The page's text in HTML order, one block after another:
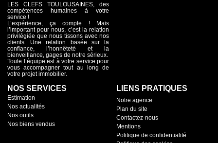
LES CLEFS TOULOUSAINES, des
compétences humaines à votre
service !
L’expérience, ça compte ! Mais
l’important pour nous, c’est la relation
privilégiée que nous tissons avec nos
clients. Une relation basée sur la
confiance, l’honnêteté et la
bienveillance, gages de notre sérieux.
Toute l’équipe est à votre service pour
vous accompagner tout au long de
votre projet immobilier.
NOS SERVICES
Estimation
Nos actualités
Nos outils
Nos biens vendus
LIENS PRATIQUES
Notre agence
Plan du site
Contactez-nous
Mentions
Politique de confidentialité